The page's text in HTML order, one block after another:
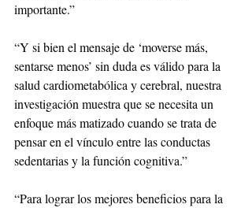
importante.”
“Y si bien el mensaje de ‘moverse más,
sentarse menos’ sin duda es válido para la
salud cardiometabólica y cerebral, nuestra
investigación muestra que se necesita un
enfoque más matizado cuando se trata de
pensar en el vínculo entre las conductas
sedentarias y la función cognitiva.”
“Para lograr los mejores beneficios para la